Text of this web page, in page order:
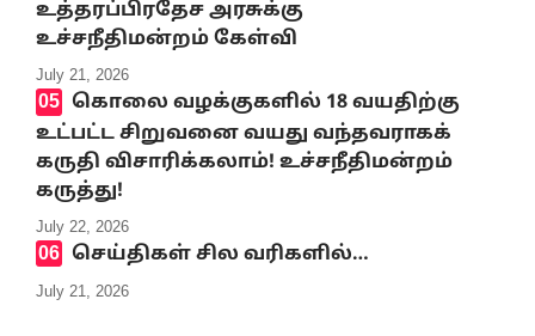
உத்தரப்பிரதேச அரசுக்கு
உச்சநீதிமன்றம் கேள்வி
July 21, 2026
கொலை வழக்குகளில் 18 வயதிற்கு
உட்பட்ட சிறுவனை வயது வந்தவராகக்
கருதி விசாரிக்கலாம்! உச்சநீதிமன்றம்
கருத்து!
July 22, 2026
செய்திகள் சில வரிகளில்…
July 21, 2026